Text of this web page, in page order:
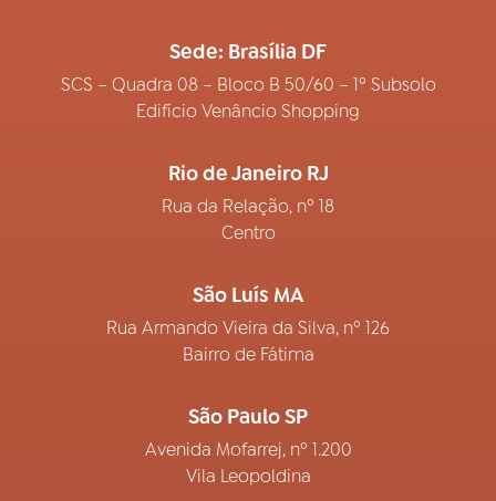
Sede: Brasília DF
SCS – Quadra 08 – Bloco B 50/60 – 1º Subsolo
Edifício Venâncio Shopping
Rio de Janeiro RJ
Rua da Relação, nº 18
Centro
São Luís MA
Rua Armando Vieira da Silva, nº 126
Bairro de Fátima
São Paulo SP
Avenida Mofarrej, nº 1.200
Vila Leopoldina